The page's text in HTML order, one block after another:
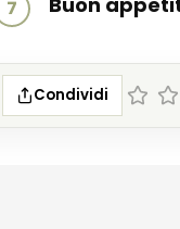
7
Condividi